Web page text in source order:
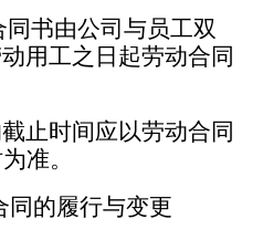
同书由公司与员工双
用工之日起劳动合同
止时间应以劳动合同
准。
同的履行与变更